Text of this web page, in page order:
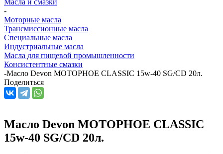
-
Моторные масла
Трансмиссионные масла
Специальные масла
Индустриальные масла
Масла для пищевой промышленности
Консистентные смазки
-Масло Devon МОТОРНОЕ CLASSIC 15w-40 SG/CD 20л.
Поделиться
Масло Devon МОТОРНОЕ CLASSIC
15w-40 SG/CD 20л.